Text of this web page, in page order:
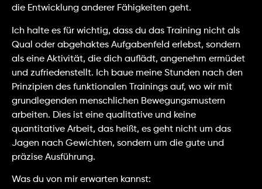
die Entwicklung anderer Fähigkeiten geht.
Ich halte es für wichtig, dass du das Training nicht als
Qual oder abgehaktes Aufgabenfeld erlebst, sondern
als eine Aktivität, die dich auflädt, angenehm ermüdet
und zufriedenstellt. Ich baue meine Stunden nach den
Prinzipien des funktionalen Trainings auf, wo wir mit
grundlegenden menschlichen Bewegungsmustern
arbeiten. Dies ist eine qualitative und keine
quantitative Arbeit, das heißt, es geht nicht um das
Jagen nach Gewichten, sondern um die gute und
präzise Ausführung.
Was du von mir erwarten kannst: